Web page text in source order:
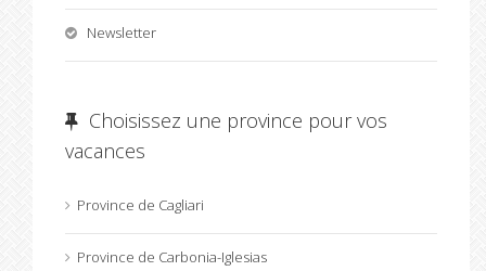
Newsletter
Choisissez une province pour vos
vacances
Province de Cagliari
Province de Carbonia-Iglesias